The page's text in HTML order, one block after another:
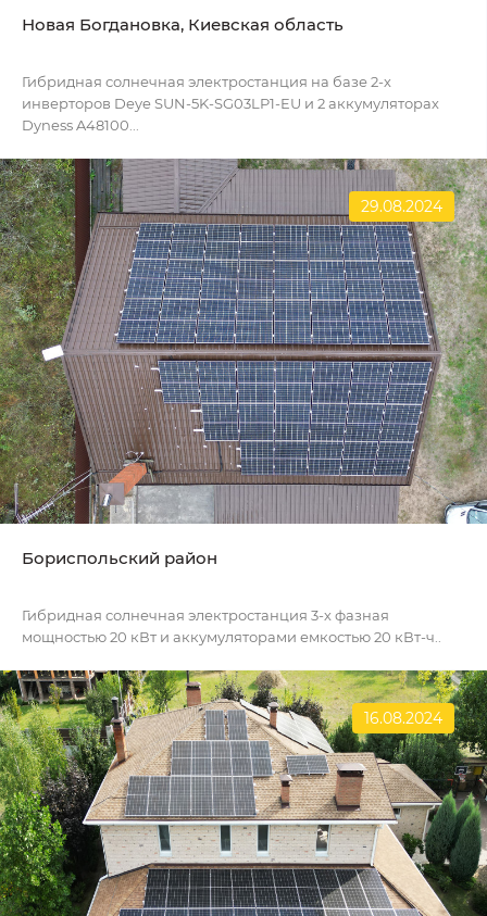
Новая Богдановка, Киевская область
Гибридная солнечная электростанция на базе 2-х
инверторов Deye SUN-5K-SG03LP1-EU и 2 аккумуляторах
Dyness A48100...
29.08.2024
Бориспольский район
Гибридная солнечная электростанция 3-х фазная
мощностью 20 кВт и аккумуляторами емкостью 20 кВт-ч..
16.08.2024